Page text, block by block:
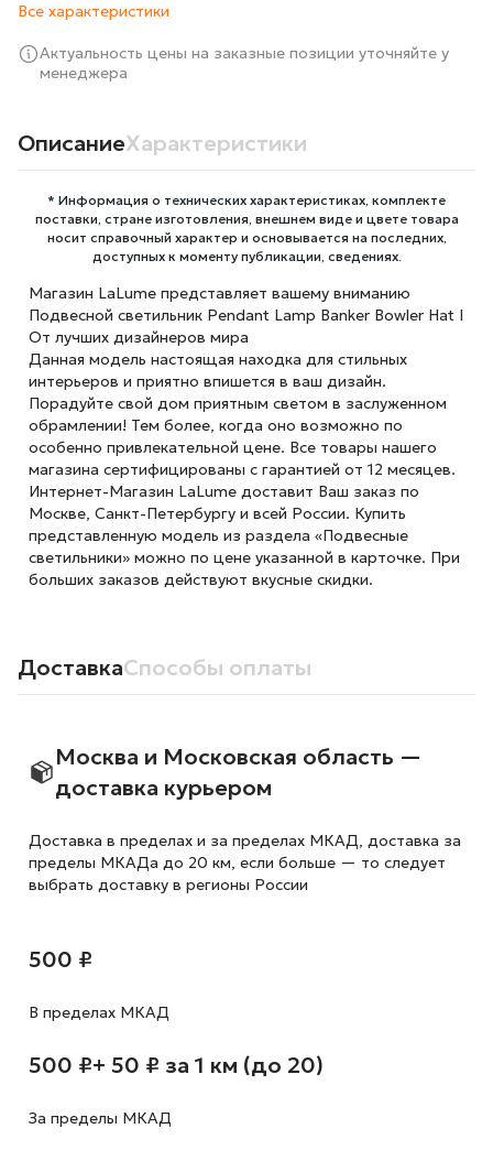
Все характеристики
Актуальность цены на заказные позиции уточняйте у
менеджера
ОписаниеХарактеристики
* Информация о технических характеристиках, комплекте
поставки, стране изготовления, внешнем виде и цвете товара
носит справочный характер и основывается на последних,
доступных к моменту публикации, сведениях.
Магазин LaLume представляет вашему вниманию
Подвесной светильник Pendant Lamp Banker Bowler Hat I
От лучших дизайнеров мира
Данная модель настоящая находка для стильных
интерьеров и приятно впишется в ваш дизайн.
Порадуйте свой дом приятным светом в заслуженном
обрамлении! Тем более, когда оно возможно по
особенно привлекательной цене. Все товары нашего
магазина сертифицированы с гарантией от 12 месяцев.
Интернет-Магазин LaLume доставит Ваш заказ по
Москве, Санкт-Петербургу и всей России. Купить
представленную модель из раздела «Подвесные
светильники» можно по цене указанной в карточке. При
больших заказов действуют вкусные скидки.
ДоставкаСпособы оплаты
Москва и Московская область —
доставка курьером
Доставка в пределах и за пределах МКАД, доставка за
пределы МКАДа до 20 км, если больше — то следует
выбрать доставку в регионы России
500 ₽
В пределах МКАД
500 ₽+ 50 ₽ за 1 км (до 20)
За пределы МКАД